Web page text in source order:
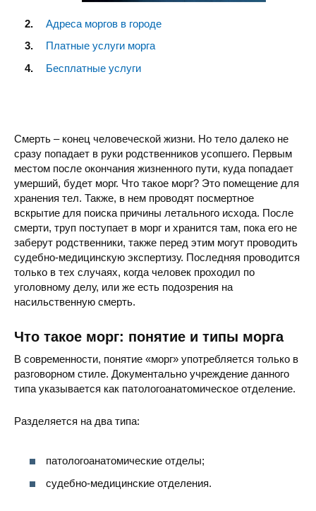
Адреса моргов в городе
Платные услуги морга
Бесплатные услуги
Смерть – конец человеческой жизни. Но тело далеко не
сразу попадает в руки родственников усопшего. Первым
местом после окончания жизненного пути, куда попадает
умерший, будет морг. Что такое морг? Это помещение для
хранения тел. Также, в нем проводят посмертное
вскрытие для поиска причины летального исхода. После
смерти, труп поступает в морг и хранится там, пока его не
заберут родственники, также перед этим могут проводить
судебно-медицинскую экспертизу. Последняя проводится
только в тех случаях, когда человек проходил по
уголовному делу, или же есть подозрения на
насильственную смерть.
Что такое морг: понятие и типы морга
В современности, понятие «морг» употребляется только в
разговорном стиле. Документально учреждение данного
типа указывается как патологоанатомическое отделение.
Разделяется на два типа:
патологоанатомические отделы;
судебно-медицинские отделения.